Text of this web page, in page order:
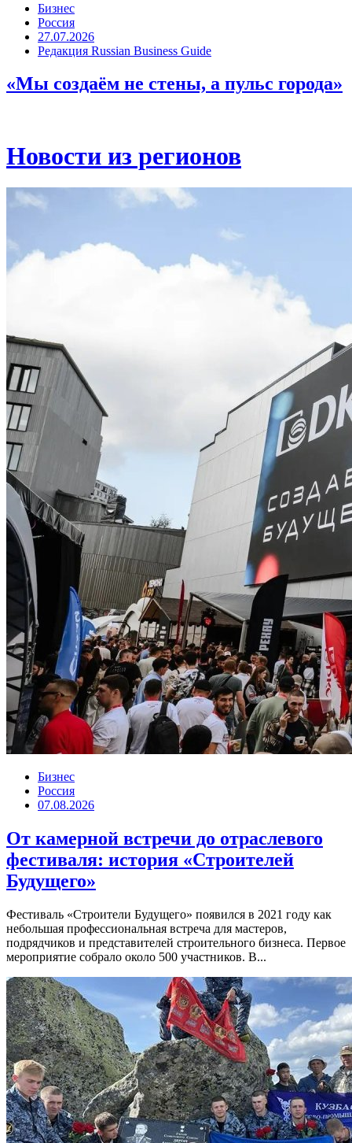
Бизнес
Россия
27.07.2026
Редакция Russian Business Guide
«Мы создаём не стены, а пульс города»
Новости из регионов
Бизнес
Россия
07.08.2026
От камерной встречи до отраслевого
фестиваля: история «Строителей
Будущего»
Фестиваль «Строители Будущего» появился в 2021 году как
небольшая профессиональная встреча для мастеров,
подрядчиков и представителей строительного бизнеса. Первое
мероприятие собрало около 500 участников. В...